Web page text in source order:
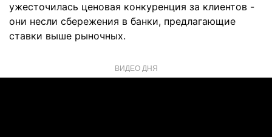
ужесточилась ценовая конкуренция за клиентов -
они несли сбережения в банки, предлагающие
ставки выше рыночных.
ВИДЕО ДНЯ